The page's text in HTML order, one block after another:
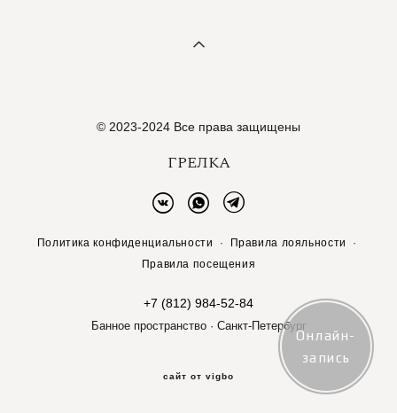
© 2023-2024 Все права защищены
ГРЕЛКА
Политика конфиденциальности · Правила лояльности
Правила посещения
+7 (812) 984-52-84
Банное пространство · Санкт-Петербург
сайт от vigbo
Онлайн-
запись